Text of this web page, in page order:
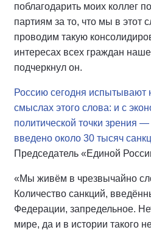
поблагодарить моих коллег
партиям за то, что мы в этот
проводим такую
интересах всех граждан
подчеркнул он.
Россию сегодня испытывают
смыслах этого слова: и с
политической точки зрения
введено около 30 тысяч
Председатель «Единой
«Мы живём в чрезвычайно
Количество санкций,
Федерации, запредельное.
мире, да и в истории такого